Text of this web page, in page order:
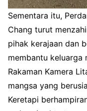
Sementara itu,
Chang turut
pihak kerajaan dan
membantu keluarga
Rakaman Kamera
mangsa yang
Keretapi